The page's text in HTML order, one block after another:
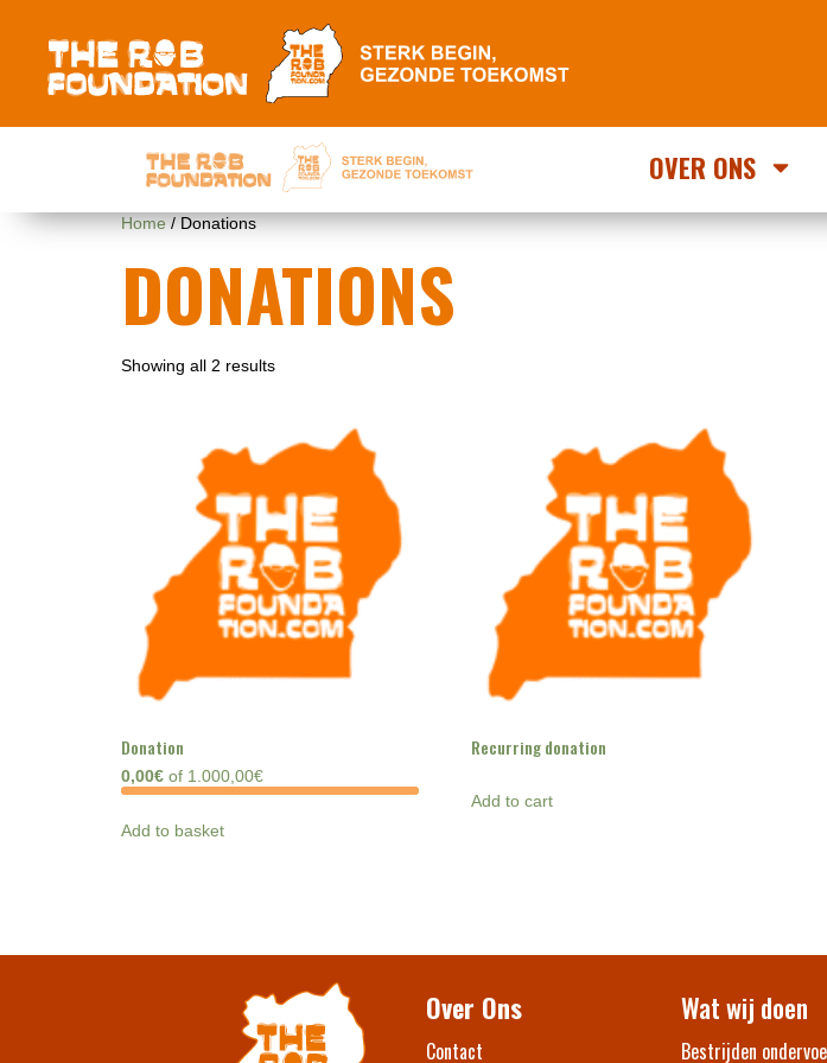
OVER ONS
Home/ Donations
DONATIONS
Showing all 2 results
Donation
0,00€ of 1.000,00€
Add to basket
Recurring donation
Add to cart
Over Ons
Contact​
Wat wij doen
Bestrijden